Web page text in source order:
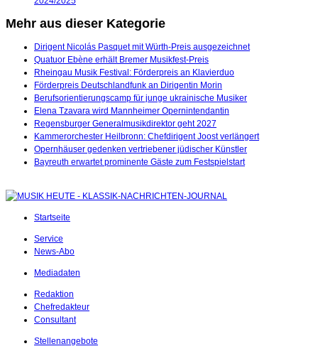
Mehr aus dieser Kategorie
Dirigent Nicolás Pasquet mit Würth-Preis ausgezeichnet
Quatuor Ebène erhält Bremer Musikfest-Preis
Rheingau Musik Festival: Förderpreis an Klavierduo
Förderpreis Deutschlandfunk an Dirigentin Morin
Berufsorientierungscamp für junge ukrainische Musiker
Elena Tzavara wird Mannheimer Opernintendantin
Regensburger Generalmusikdirektor geht 2027
Kammerorchester Heilbronn: Chefdirigent Joost verlängert
Opernhäuser gedenken vertriebener jüdischer Künstler
Bayreuth erwartet prominente Gäste zum Festspielstart
Startseite
Service
News-Abo
Mediadaten
Redaktion
Chefredakteur
Consultant
Stellenangebote